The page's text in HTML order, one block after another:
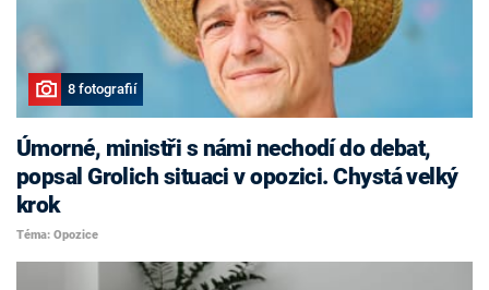
8 fotografií
Úmorné, ministři s námi nechodí do debat,
popsal Grolich situaci v opozici. Chystá velký
krok
Téma: Opozice